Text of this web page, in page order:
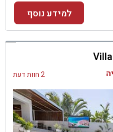
למידע נוסף
2 חוות דעת